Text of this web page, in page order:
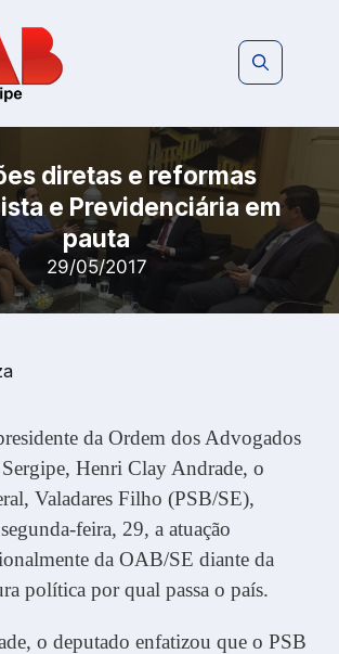
diretas e reformas
e Previdenciária em
pauta
29/05/2017
da Ordem dos Advogados
Henri Clay Andrade, o
Valadares Filho (PSB/SE),
feira, 29, a atuação
da OAB/SE diante da
política por qual passa o país.
o deputado enfatizou que o PSB